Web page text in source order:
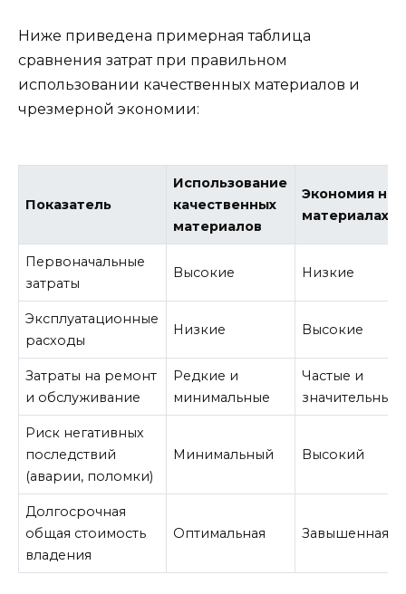
Ниже приведена примерная таблица
сравнения затрат при правильном
использовании качественных материалов и
чрезмерной экономии:
Показатель
Использование
качественных
материалов
Экономия на
материалах
Первоначальные
затраты
Высокие Низкие
Эксплуатационные
расходы
Низкие Высокие
Затраты на ремонт
и обслуживание
Редкие и
минимальные
Частые и
значительные
Риск негативных
последствий
(аварии, поломки)
Минимальный Высокий
Долгосрочная
общая стоимость
владения
Оптимальная Завышенная